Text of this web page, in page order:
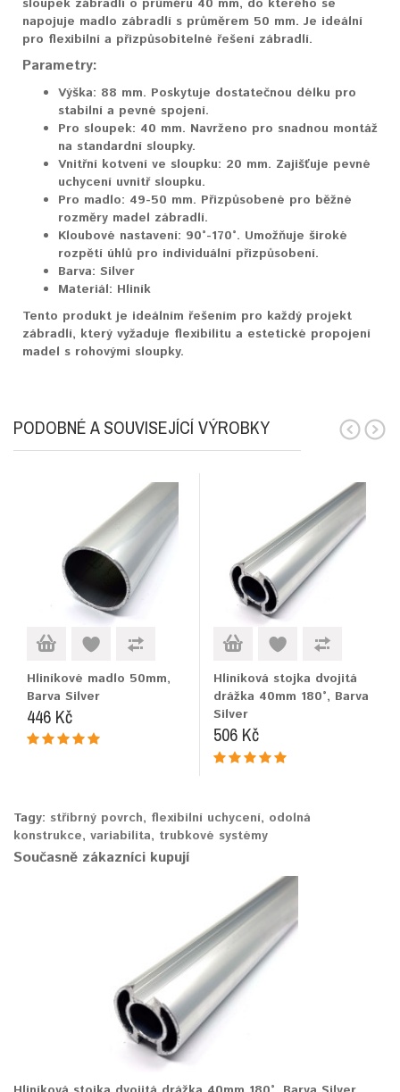
napojuje madlo zábradlí s průměrem 50 mm. Je ideální
pro flexibilní a přizpůsobitelné řešení zábradlí.
Parametry:
Výška: 88 mm. Poskytuje dostatečnou délku pro
stabilní a pevné spojení.
Pro sloupek: 40 mm. Navrženo pro snadnou montáž
na standardní sloupky.
Vnitřní kotvení ve sloupku: 20 mm. Zajišťuje pevné
uchycení uvnitř sloupku.
Pro madlo: 49-50 mm. Přizpůsobené pro běžné
rozměry madel zábradlí.
Kloubové nastavení: 90°-170°. Umožňuje široké
rozpětí úhlů pro individuální přizpůsobení.
Barva: Silver
Materiál: Hliník
Tento produkt je ideálním řešením pro každý projekt
zábradlí, který vyžaduje flexibilitu a estetické propojení
madel s rohovými sloupky.
PODOBNÉ A SOUVISEJÍCÍ VÝROBKY
Hliníkové madlo 50mm,
Barva Silver
446 Kč
Hliníková stojka dvojitá
drážka 40mm 180°, Barva
Silver
506 Kč
Tagy: stříbrný povrch, flexibilní uchycení, odolná
konstrukce, variabilita, trubkové systémy
Současně zákazníci kupují